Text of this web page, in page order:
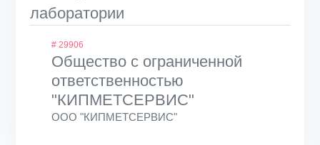
лаборатории
# 29906
Общество с ограниченной
ответственностью
"КИПМЕТСЕРВИС"
ООО "КИПМЕТСЕРВИС"